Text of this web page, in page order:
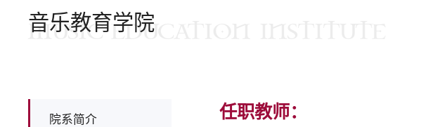
音乐教育学院
MUSIC EDUCATION INSTITUTE
院系简介 任职教师：